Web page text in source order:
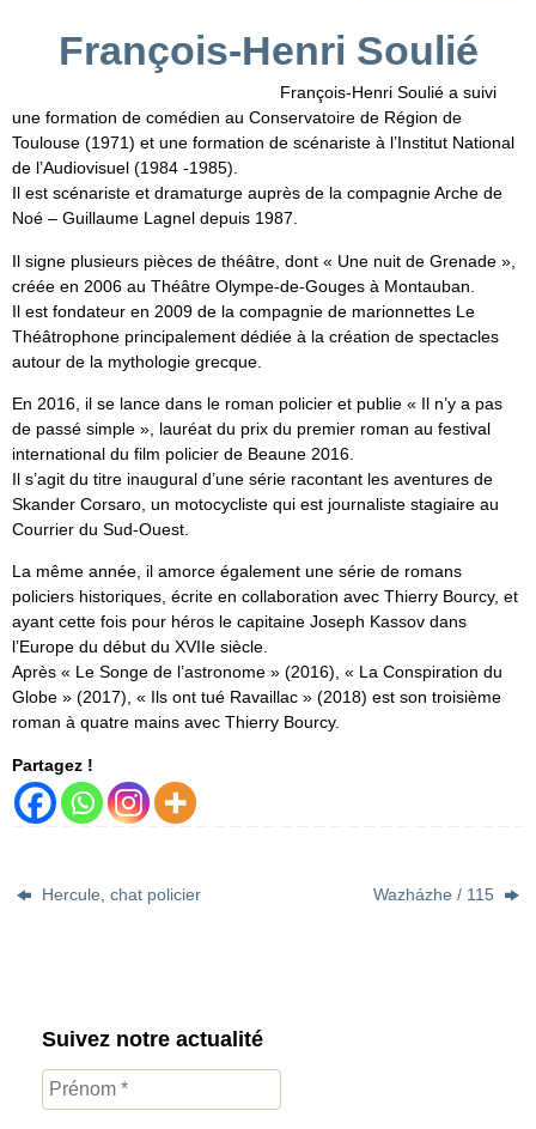
François-Henri Soulié
François-Henri Soulié a suivi
une formation de comédien au Conservatoire de Région de
Toulouse (1971) et une formation de scénariste à l’Institut National
de l’Audiovisuel (1984 -1985).
Il est scénariste et dramaturge auprès de la compagnie Arche de
Noé – Guillaume Lagnel depuis 1987.
Il signe plusieurs pièces de théâtre, dont « Une nuit de Grenade »,
créée en 2006 au Théâtre Olympe-de-Gouges à Montauban.
Il est fondateur en 2009 de la compagnie de marionnettes Le
Théâtrophone principalement dédiée à la création de spectacles
autour de la mythologie grecque.
En 2016, il se lance dans le roman policier et publie « Il n’y a pas
de passé simple », lauréat du prix du premier roman au festival
international du film policier de Beaune 2016.
Il s’agit du titre inaugural d’une série racontant les aventures de
Skander Corsaro, un motocycliste qui est journaliste stagiaire au
Courrier du Sud-Ouest.
La même année, il amorce également une série de romans
policiers historiques, écrite en collaboration avec Thierry Bourcy, et
ayant cette fois pour héros le capitaine Joseph Kassov dans
l’Europe du début du XVIIe siècle.
Après « Le Songe de l’astronome » (2016), « La Conspiration du
Globe » (2017), « Ils ont tué Ravaillac » (2018) est son troisième
roman à quatre mains avec Thierry Bourcy.
Partagez !
Hercule, chat policier Wazházhe / 115
Suivez notre actualité